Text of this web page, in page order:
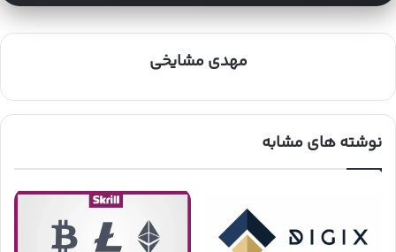
مهدی مشایخی
نوشته های مشابه